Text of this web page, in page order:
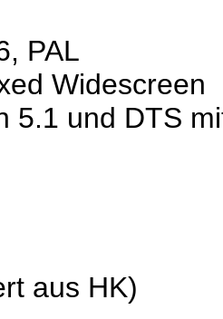
PAL
Widescreen
5.1 und DTS
aus HK)